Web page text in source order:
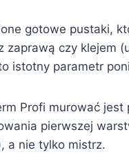
gotowe pustaki,
czy klejem
istotny parametr
Profi murować
pierwszej
a nie tylko mistrz.